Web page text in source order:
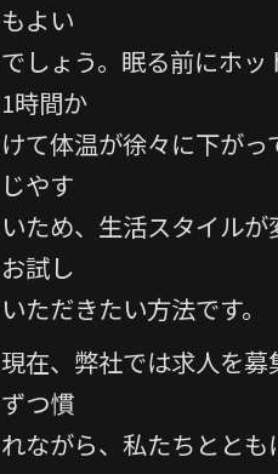
もよい
でしょう。眠る前にホ
1時間か
けて体温が徐々に下が
じやす
いため、生活スタイル
お試し
いただきたい方法です。
現在、弊社では求人を
ずつ慣
れながら、私たちとと